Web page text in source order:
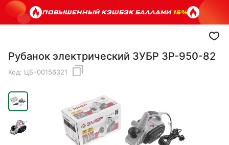
ПОВЫШЕННЫЙ КЭШБЭК БАЛЛАМИ15%
Рубанок электрический ЗУБР ЗР-950-82
Код: ЦБ-00156321